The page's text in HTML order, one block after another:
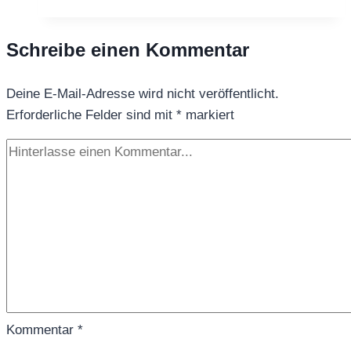
Schreibe einen Kommentar
Deine E-Mail-Adresse wird nicht veröffentlicht.
Erforderliche Felder sind mit * markiert
Kommentar *